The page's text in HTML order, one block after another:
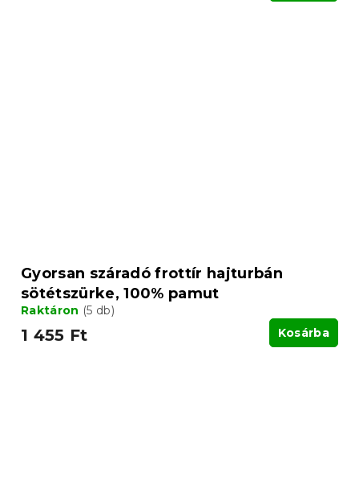
Gyorsan száradó frottír hajturbán
sötétszürke, 100% pamut
Raktáron (5 db)
1 455 Ft Kosárba